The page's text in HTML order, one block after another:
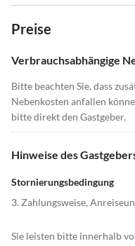
Preise
Verbrauchsabhängige
Bitte beachten Sie, dass
Nebenkosten anfallen
bitte direkt den Gastgeber.
Hinweise des
Stornierungsbedingung
3. Zahlungsweise,
Sie leisten bitte innerhalb